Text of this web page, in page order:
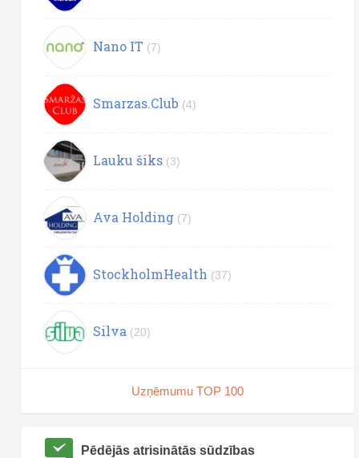
Nano IT (7)
Smarzas.Club (4)
Lauku šiks (3)
Ava Holding (7)
StockholmHealth (37)
Silva (20)
Uzņēmumu TOP 100
Pēdējās atrisinātās sūdzības